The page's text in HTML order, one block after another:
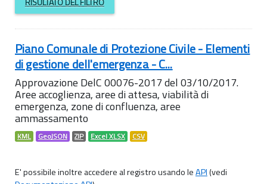
Piano Comunale di Protezione Civile - Elementi
di gestione dell'emergenza - C...
Approvazione DelC 00076-2017 del 03/10/2017.
Aree accoglienza, aree di attesa, viabilità di
emergenza, zone di confluenza, aree
ammassamento
KML GeoJSON ZIP Excel XLSX CSV
E' possibile inoltre accedere al registro usando leAPI(vedi